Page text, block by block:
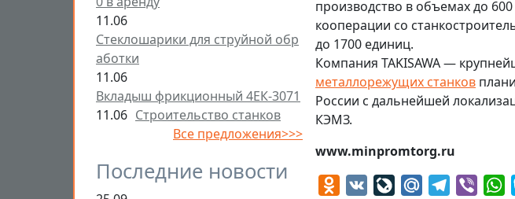
11.06
Стеклошарики для струйной обр
аботки
11.06
Вкладыш фрикционный 4ЕК-3071
11.06 Строительство станков
Все предложения>>>
Последние новости
производство в объемах до
кооперации со
до 1700 единиц.
Компания TAKISAWA —
металлорежущих станков
России с дальнейшей
КЭМЗ.
www.minpromtorg.ru
Odnoklassniki
VK LiveJournal
Mail.RuTelegram
Viber